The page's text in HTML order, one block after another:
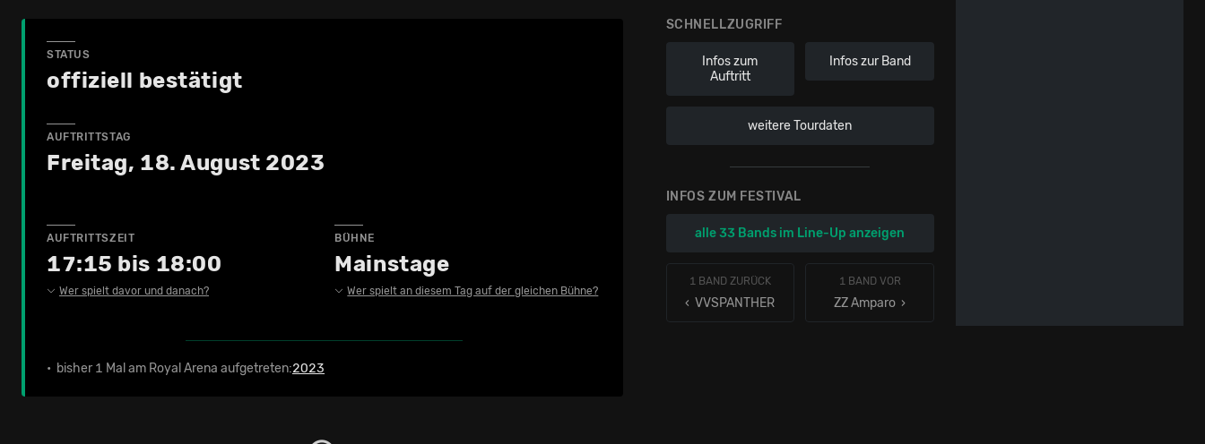
SCHNELLZUGRIFF
Infos zum
Auftritt
Infos zur Band
weitere Tourdaten
INFOS ZUM FESTIVAL
alle 33 Bands im Line-Up anzeigen
1 BAND ZURÜCK
‹ VVSPANTHER
1 BAND VOR
ZZ Amparo
STATUS
offiziell bestätigt
AUFTRITTSTAG
Freitag, 18. August 2023
AUFTRITTSZEIT
17:15 bis 18:00
Wer spielt davor und danach?
BÜHNE
Mainstage
Wer spielt an diesem Tag auf der gleichen Bühne?
• bisher 1 Mal am Royal Arena aufgetreten:2023